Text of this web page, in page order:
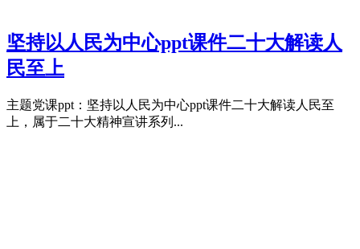
坚持以人民为中心ppt课件二十大解读人
民至上
主题党课ppt：坚持以人民为中心ppt课件二十大解读人民至
上，属于二十大精神宣讲系列...